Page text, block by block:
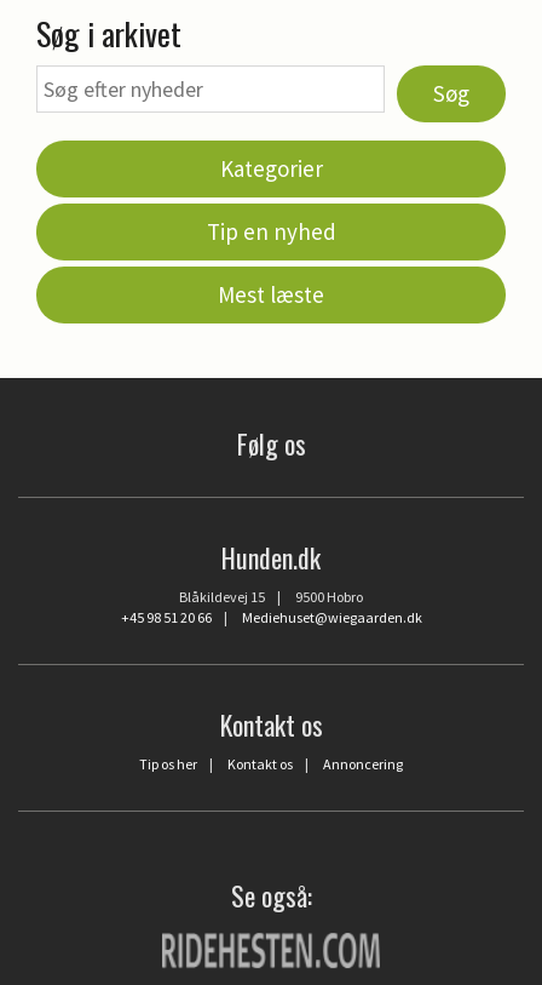
Søg i arkivet
Søg
Kategorier
Tip en nyhed
Mest læste
Følg os
Hunden.dk
Blåkildevej 15 | 9500 Hobro
+45 98 51 20 66| Mediehuset@wiegaarden.dk
Kontakt os
Tip os her | Kontakt os | Annoncering
Se også: